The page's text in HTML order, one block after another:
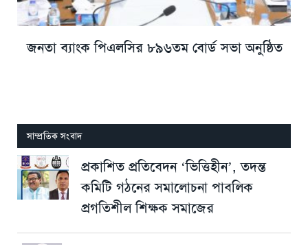
জনতা ব্যাংক পিএলসির ৮৯৬তম বোর্ড সভা অনুষ্ঠিত
সাম্প্রতিক সংবাদ
প্রকাশিত প্রতিবেদন ‘ভিত্তিহীন’, তদন্ত
কমিটি গঠনের সমালোচনা পাবলিক
প্রগতিশীল শিক্ষক সমাজের